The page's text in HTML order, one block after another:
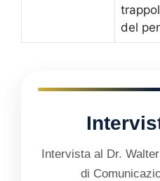
del
Intervista al Dr.
di